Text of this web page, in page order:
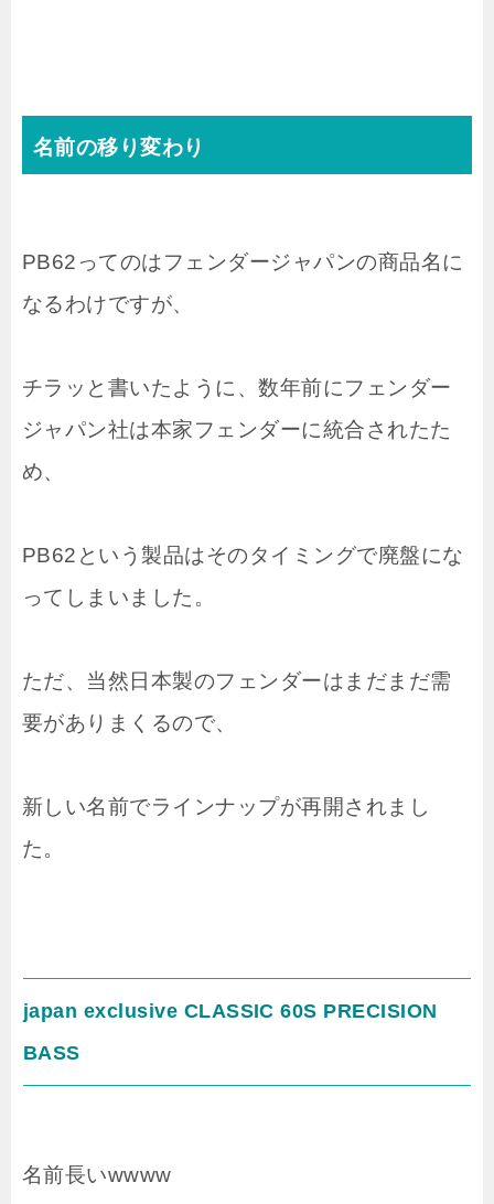
名前の移り変わり
PB62ってのはフェンダージャパンの商品名に
なるわけですが、
チラッと書いたように、数年前にフェンダー
ジャパン社は本家フェンダーに統合されたた
め、
PB62という製品はそのタイミングで廃盤にな
ってしまいました。
ただ、当然日本製のフェンダーはまだまだ需
要がありまくるので、
新しい名前でラインナップが再開されまし
た。
japan exclusive CLASSIC 60S PRECISION
BASS
名前長いwwww